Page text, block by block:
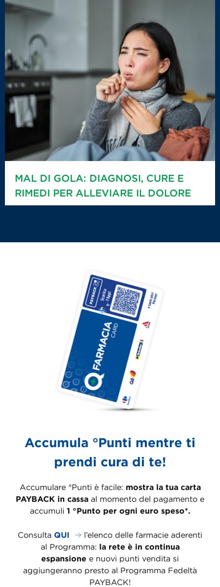
MAL DI GOLA: DIAGNOSI, CURE E
RIMEDI PER ALLEVIARE IL DOLORE
Accumula °Punti mentre ti
prendi cura di te!
Accumulare °Punti è facile: mostra la tua carta
PAYBACK in cassa al momento del pagamento e
accumuli 1 °Punto per ogni euro speso*.
Consulta QUI
l’elenco delle farmacie aderenti
al Programma: la rete è in continua
espansione e nuovi punti vendita si
aggiungeranno presto al Programma Fedeltà
PAYBACK!